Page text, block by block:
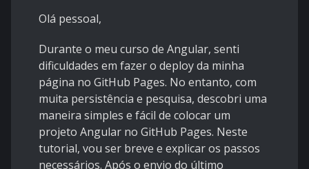
Olá pessoal,
Durante o meu curso de Angular, senti
dificuldades em fazer o deploy da minha
página no GitHub Pages. No entanto, com
muita persistência e pesquisa, descobri uma
maneira simples e fácil de colocar um
projeto Angular no GitHub Pages. Neste
tutorial, vou ser breve e explicar os passos
necessários. Após o envio do último